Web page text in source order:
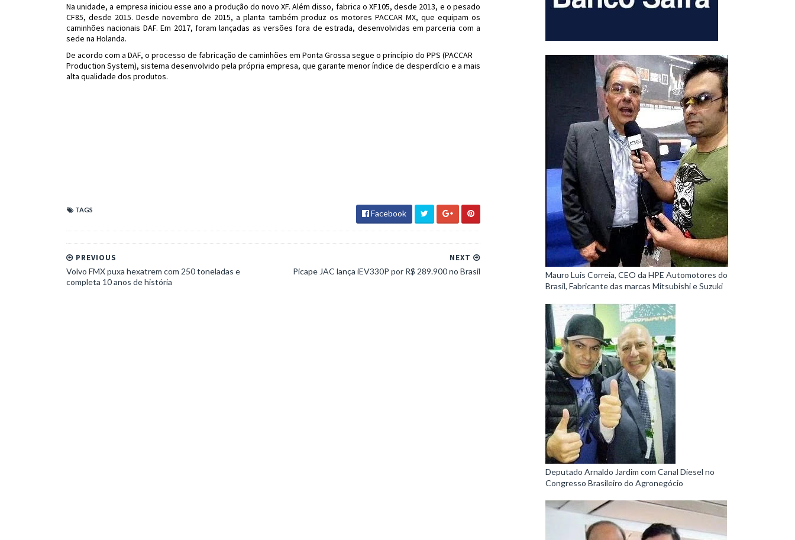
Na unidade, a empresa iniciou esse ano a produção do novo XF. Além disso, fabrica o XF105, desde 2013, e o pesado
CF85, desde 2015. Desde novembro de 2015, a planta também produz os motores PACCAR MX, que equipam os
caminhões nacionais DAF. Em 2017, foram lançadas as versões fora de estrada, desenvolvidas em parceria com a
sede na Holanda.
De acordo com a DAF, o processo de fabricação de caminhões em Ponta Grossa segue o princípio do PPS (PACCAR
Production System), sistema desenvolvido pela própria empresa, que garante menor índice de desperdício e a mais
alta qualidade dos produtos.
TAGS Facebook
NEXT
Picape JAC lança iEV330P por R$ 289.900 no Brasil
PREVIOUS
Volvo FMX puxa hexatrem com 250 toneladas e
completa 10 anos de história
Mauro Luis Correia, CEO da HPE Automotores do
Brasil, Fabricante das marcas Mitsubishi e Suzuki
Deputado Arnaldo Jardim com Canal Diesel no
Congresso Brasileiro do Agronegócio